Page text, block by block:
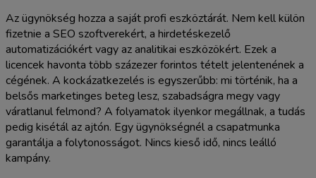
Az ügynökség hozza a saját profi eszköztárát. Nem kell külön
fizetnie a SEO szoftverekért, a hirdetéskezelő
automatizációkért vagy az analitikai eszközökért. Ezek a
licencek havonta több százezer forintos tételt jelentenének a
cégének. A kockázatkezelés is egyszerűbb: mi történik, ha a
belsős marketinges beteg lesz, szabadságra megy vagy
váratlanul felmond? A folyamatok ilyenkor megállnak, a tudás
pedig kisétál az ajtón. Egy ügynökségnél a csapatmunka
garantálja a folytonosságot. Nincs kieső idő, nincs leálló
kampány.